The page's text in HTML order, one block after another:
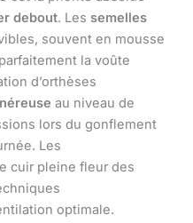
debout. Les semelles
souvent en mousse
la voûte
d’orthèses
au niveau de
lors du gonflement
Les
cuir pleine fleur des
optimale.